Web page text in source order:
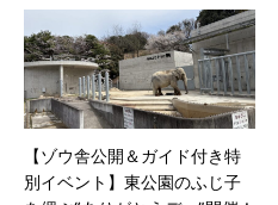
【ゾウ舎公開＆ガイド付き特
別イベント】東公園のふじ子